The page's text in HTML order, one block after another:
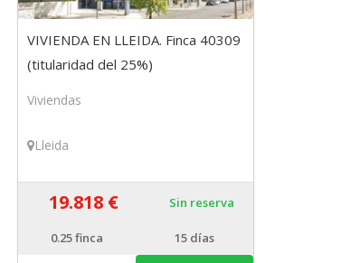
VIVIENDA EN LLEIDA. Finca 40309
(titularidad del 25%)
Viviendas
Lleida
19.818 € Sin reserva
0.25finca 15 días